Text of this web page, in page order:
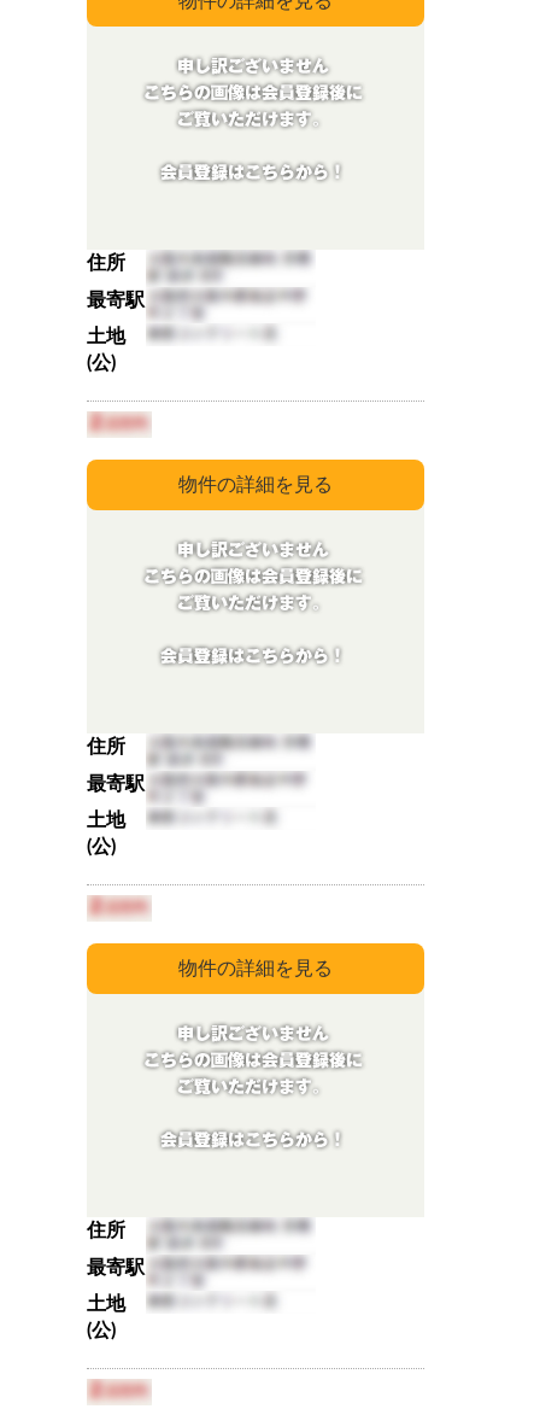
住所
最寄駅
土地
(公)
住所
最寄駅
土地
(公)
住所
最寄駅
土地
(公)